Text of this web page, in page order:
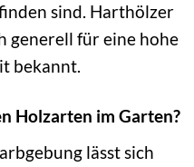
sind. Harthölzer
generell für eine hohe
bekannt.
Holzarten im Garten?
lässt sich